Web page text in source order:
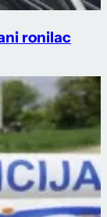
ronilac